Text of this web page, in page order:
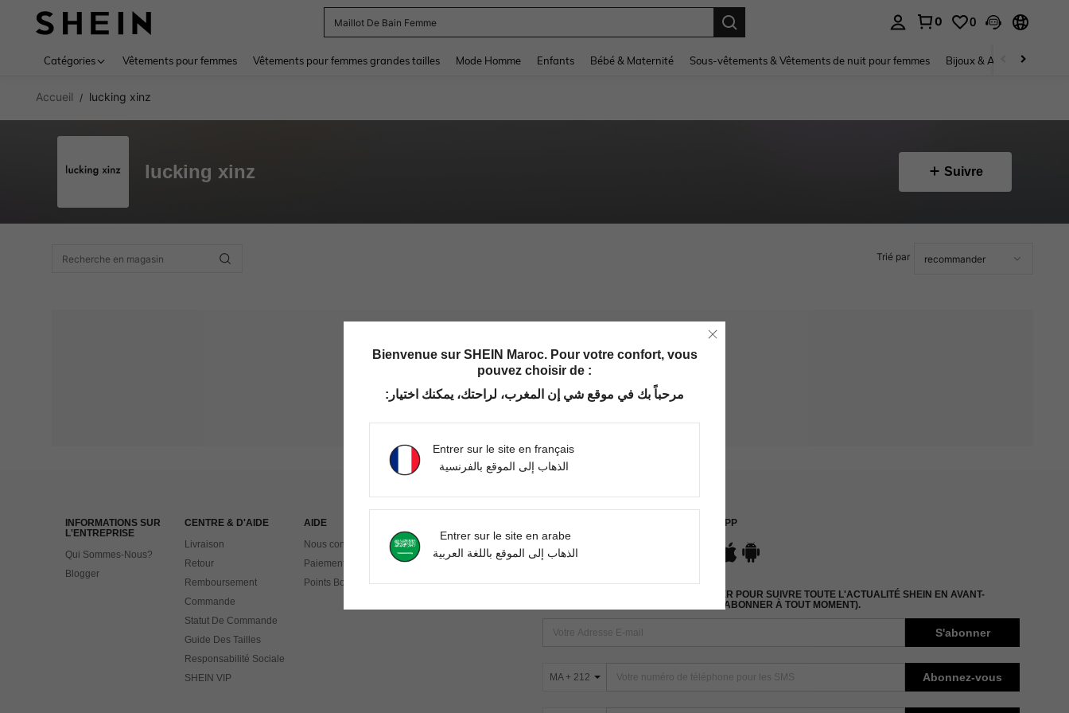
Maillot De Bain Femme
0 0
Catégories Vêtements pour femmes Vêtements pour femmes grandes tailles Mode Homme Enfants Bébé & Maternité Sous-vêtements & Vêtements de nuit pour femmes Bijoux & Accessoires pour
Accueil / lucking xinz
lucking xinz Suivre
Trié par
INFORMATIONS SUR
L'ENTREPRISE
Qui Sommes-Nous?
Blogger
CENTRE & D'AIDE
Livraison
Retour
Remboursement
Commande
Statut De Commande
Guide Des Tailles
Responsabilité Sociale
SHEIN VIP
AIDE
Nous contacter
Paiement
Points Bonus
APP
ABONNEZ-VOUS À NOTRE NEWSLETTER POUR SUIVRE TOUTE L'ACTUALITÉ SHEIN EN AVANT-
PREMIÈRE ! (VOUS POUVEZ VOUS DÉSABONNER À TOUT MOMENT).
S'abonner
MA + 212 Abonnez-vous
Bienvenue sur SHEIN Maroc. Pour votre confort, vous
pouvez choisir de :
مرحباً بك في موقع شي إن المغرب، لراحتك، يمكنك اختيار:
Entrer sur le site en français
الذهاب إلى الموقع بالفرنسية
Entrer sur le site en arabe
الذهاب إلى الموقع باللغة العربية